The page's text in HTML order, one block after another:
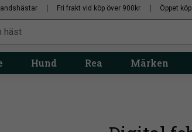
Fri frakt vid köp över 900kr Öppet
Hund Rea Märken